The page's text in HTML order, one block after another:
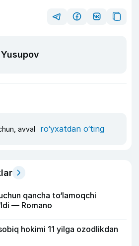
avval ro‘yxatdan o‘ting
qancha to‘lamoqchi
— Romano
hokimi 11 yilga ozodlikdan